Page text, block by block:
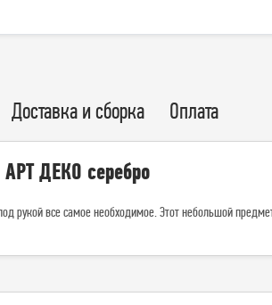
Доставка и сборка Оплата
ДЕКО серебро
рукой все самое необходимое. Этот небольшой